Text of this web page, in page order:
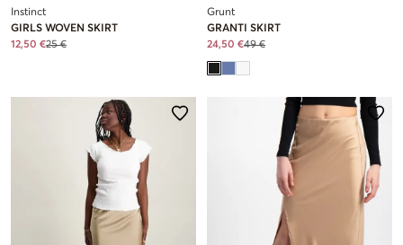
Instinct
GIRLS WOVEN SKIRT
12,50 €25 €
Grunt
GRANTI SKIRT
24,50 €49 €